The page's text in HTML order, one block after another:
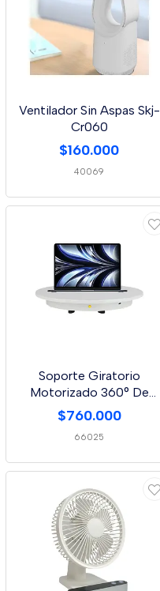
Ventilador Sin Aspas Skj-
Cr060
$160.000
40069
Soporte Giratorio
Motorizado 360° De
60cm Flotante
$760.000
66025